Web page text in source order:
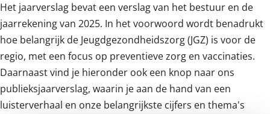
Het jaarverslag bevat een verslag van het bestuur en de
jaarrekening van 2025. In het voorwoord wordt benadrukt
hoe belangrijk de Jeugdgezondheidszorg (JGZ) is voor de
regio, met een focus op preventieve zorg en vaccinaties.
Daarnaast vind je hieronder ook een knop naar ons
publieksjaarverslag, waarin je aan de hand van een
luisterverhaal en onze belangrijkste cijfers en thema's